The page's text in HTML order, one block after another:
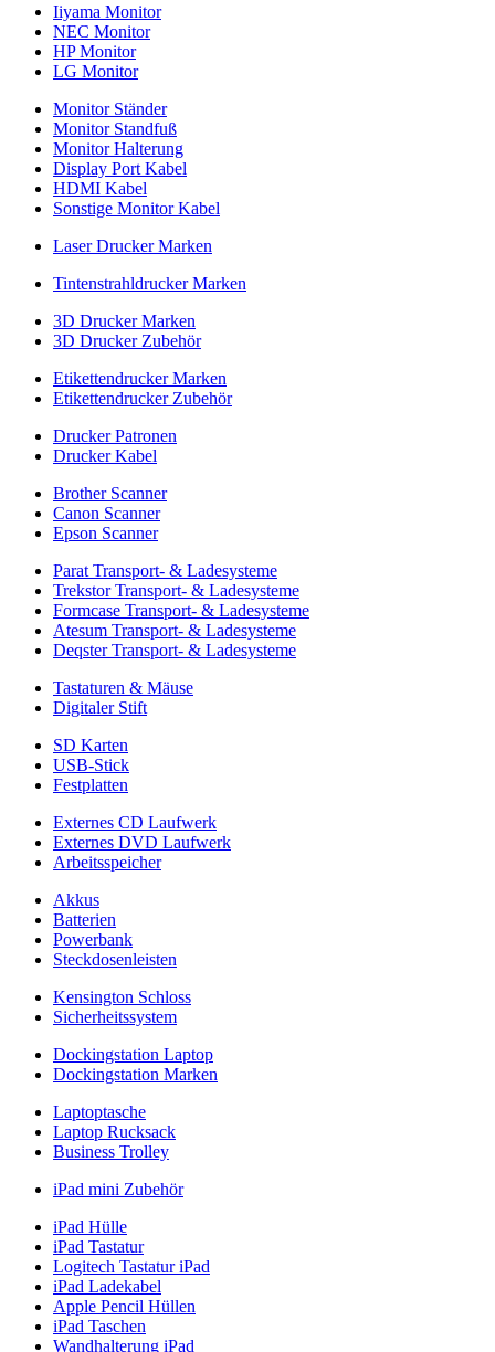
Iiyama Monitor
NEC Monitor
HP Monitor
LG Monitor
Monitor Ständer
Monitor Standfuß
Monitor Halterung
Display Port Kabel
HDMI Kabel
Sonstige Monitor Kabel
Laser Drucker Marken
Tintenstrahldrucker Marken
3D Drucker Marken
3D Drucker Zubehör
Etikettendrucker Marken
Etikettendrucker Zubehör
Drucker Patronen
Drucker Kabel
Brother Scanner
Canon Scanner
Epson Scanner
Parat Transport- & Ladesysteme
Trekstor Transport- & Ladesysteme
Formcase Transport- & Ladesysteme
Atesum Transport- & Ladesysteme
Deqster Transport- & Ladesysteme
Tastaturen & Mäuse
Digitaler Stift
SD Karten
USB-Stick
Festplatten
Externes CD Laufwerk
Externes DVD Laufwerk
Arbeitsspeicher
Akkus
Batterien
Powerbank
Steckdosenleisten
Kensington Schloss
Sicherheitssystem
Dockingstation Laptop
Dockingstation Marken
Laptoptasche
Laptop Rucksack
Business Trolley
iPad mini Zubehör
iPad Hülle
iPad Tastatur
Logitech Tastatur iPad
iPad Ladekabel
Apple Pencil Hüllen
iPad Taschen
Wandhalterung iPad